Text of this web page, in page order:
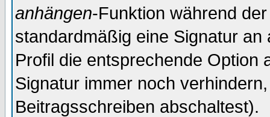
anhängen-Funktion während
standardmäßig eine Signatur
Profil die entsprechende Option
Signatur immer noch
Beitragsschreiben abschaltest).